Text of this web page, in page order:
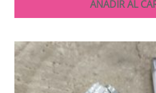
AÑADIR AL